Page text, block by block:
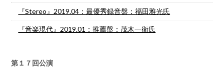
『Stereo』2019.04：最優秀録音盤：福田雅光氏
『音楽現代』2019.01：推薦盤：茂木一衛氏
第１７回公演